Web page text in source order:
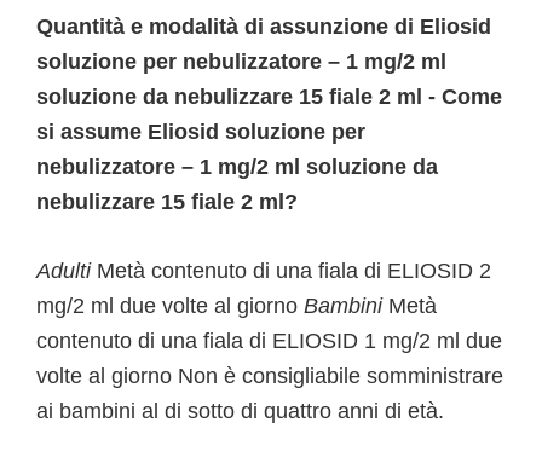
Quantità e modalità di assunzione di Eliosid
soluzione per nebulizzatore – 1 mg/2 ml
soluzione da nebulizzare 15 fiale 2 ml - Come
si assume Eliosid soluzione per
nebulizzatore – 1 mg/2 ml soluzione da
nebulizzare 15 fiale 2 ml?
AdultiMetà contenuto di una fiala di ELIOSID 2
mg/2 ml due volte al giorno BambiniMetà
contenuto di una fiala di ELIOSID 1 mg/2 ml due
volte al giorno Non è consigliabile somministrare
ai bambini al di sotto di quattro anni di età.